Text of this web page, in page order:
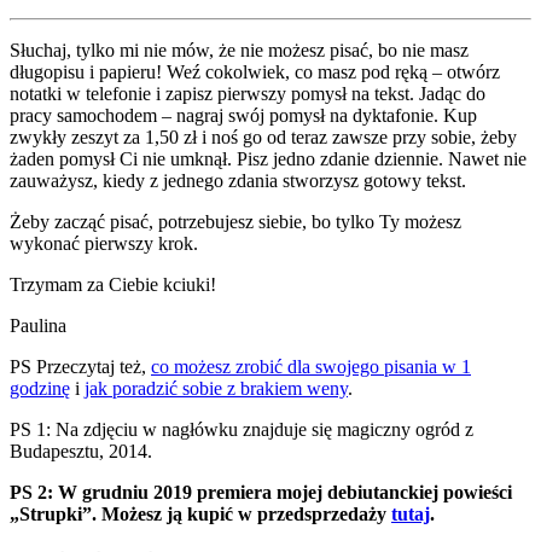
Słuchaj, tylko mi nie mów, że nie możesz pisać, bo nie masz
długopisu i papieru! Weź cokolwiek, co masz pod ręką – otwórz
notatki w telefonie i zapisz pierwszy pomysł na tekst. Jadąc do
pracy samochodem – nagraj swój pomysł na dyktafonie. Kup
zwykły zeszyt za 1,50 zł i noś go od teraz zawsze przy sobie, żeby
żaden pomysł Ci nie umknął. Pisz jedno zdanie dziennie. Nawet nie
zauważysz, kiedy z jednego zdania stworzysz gotowy tekst.
Żeby zacząć pisać, potrzebujesz siebie, bo tylko Ty możesz
wykonać pierwszy krok.
Trzymam za Ciebie kciuki!
Paulina
PS Przeczytaj też, co możesz zrobić dla swojego pisania w 1
godzinę i jak poradzić sobie z brakiem weny.
PS 1: Na zdjęciu w nagłówku znajduje się magiczny ogród z
Budapesztu, 2014.
PS 2: W grudniu 2019 premiera mojej debiutanckiej powieści
„Strupki”. Możesz ją kupić w przedsprzedaży tutaj.